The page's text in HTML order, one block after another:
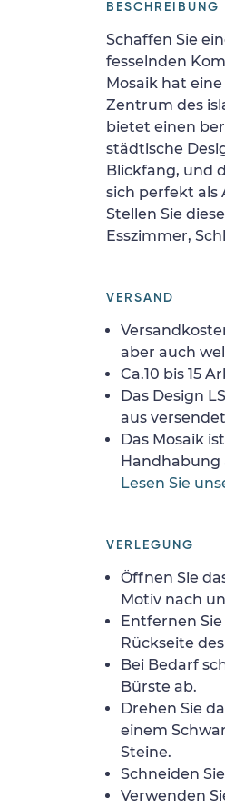
BESCHREIBUNG
Schaffen Sie
fesselnden
Mosaik hat
Zentrum des
bietet einen
städtische
Blickfang, und
sich perfekt als
Stellen Sie
Esszimmer,
VERSAND
aber auch
Ca.10 bis 15
Das Design
aus
Das Mosaik
Handhabung
Lesen Sie
VERLEGUNG
Öffnen Sie
Motiv nach
Entfernen
Rückseite
Bei Bedarf
Bürste ab.
Drehen Sie
einem
Steine.
Schneiden
Verwenden